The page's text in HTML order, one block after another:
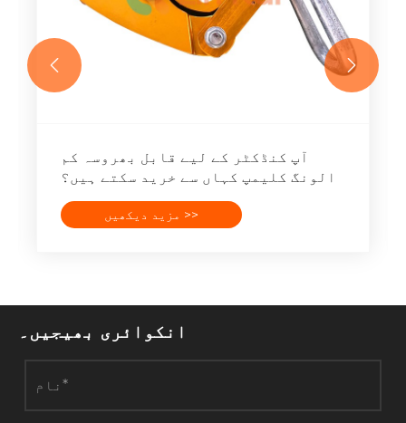
آپ کنڈکٹر کے لیے قابل بھروسہ کم
الونگ کلیمپ کہاں سے خرید سکتے ہیں؟
مزید دیکھیں >>
 
انکوائری بھیجیں۔